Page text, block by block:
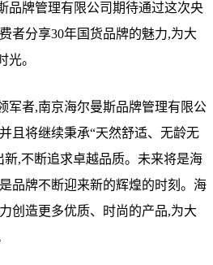
品牌管理有限公司期待通过这次央
者分享30年国货品牌的魅力,为大
光。
军者,南京海尔曼斯品牌管理有限公
且将继续秉承“天然舒适、无龄无
新,不断追求卓越品质。未来将是海
品牌不断迎来新的辉煌的时刻。海
创造更多优质、时尚的产品,为大